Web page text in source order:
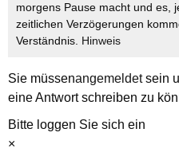
morgens Pause macht und es,
zeitlichen Verzögerungen
Verständnis. Hinweis
Sie müssenangemeldetsein
eine Antwort schreiben zu
Bitte loggen Sie sich ein
×